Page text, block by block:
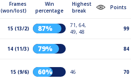
Frames
(won/lost)
Win
percentage
Highest
break
Points
15 (13/2) 87%
71, 64,
49, 48
99
14 (11/3) 79% 84
15 (9/6) 60% 46 70